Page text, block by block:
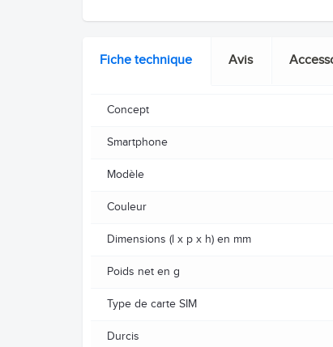
Fiche technique Avis
Concept
Smartphone
Modèle
Couleur
Dimensions (l x p x h) en mm
Poids net en g
Type de carte SIM
Durcis